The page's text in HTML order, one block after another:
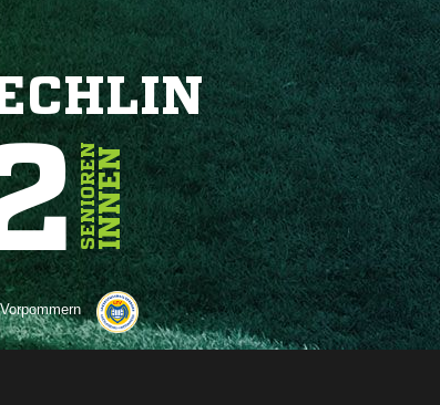
SENIORENINNEN